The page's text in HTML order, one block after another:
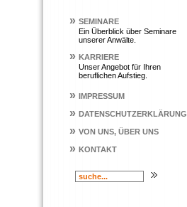
» SEMINARE
Ein Überblick über Seminare
unserer Anwälte.
» KARRIERE
Unser Angebot für Ihren
beruflichen Aufstieg.
» IMPRESSUM
» DATENSCHUTZERKLÄRUNG
» VON UNS, ÜBER UNS
» KONTAKT